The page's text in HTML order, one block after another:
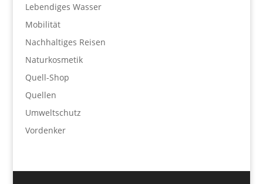
Lebendiges Wasser
Mobilität
Nachhaltiges Reisen
Naturkosmetik
Quell-Shop
Quellen
Umweltschutz
Vordenker